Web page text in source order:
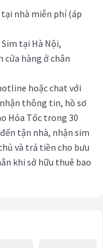
nhà miễn phí (áp
Sim tại Hà Nội,
cửa hàng ở chân
hoặc chat với
nhận thông tin, hồ sơ
Hỏa Tốc trong 30
tận nhà, nhận sim
và trả tiền cho bưu
khi sở hữu thuê bao